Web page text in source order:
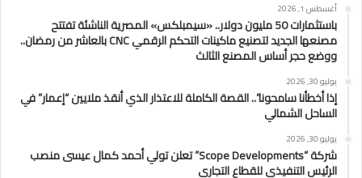
أغسطس 1, 2026
باستثمارات 50 مليون دولار.. «سيمبلكس» المصرية الناشئة تفتتح
مصنعها الجديد لتصنيع ماكينات التحكم الرقمي CNC بالعاشر من رمضان..
ووضع حجر أساس المصنع الثالث
يوليو 30, 2026
إذا أخطأنا سامحونا”.. القصة الكاملة للاعتذار الذي أنقذ ملايين “إعمار” في
الساحل الشمالي
يوليو 30, 2026
شركة “Scope Developments” تعلن تولي أحمد كمال عيسى منصب
الرئيس التنفيذي للقطاع التجاري